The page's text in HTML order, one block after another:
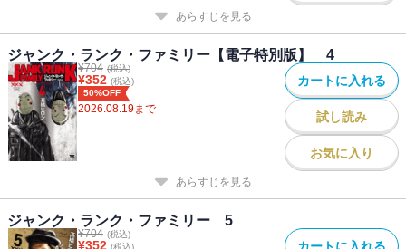
あらすじを見る
ジャンク・ランク・ファミリー【電子特別版】 4
¥704 (税込)
¥352 (税込)
50%OFF
2026.08.19まで
カートに入れる
試し読み
お気に入り
あらすじを見る
ジャンク・ランク・ファミリー 5
¥704 (税込)
¥352 (税込)